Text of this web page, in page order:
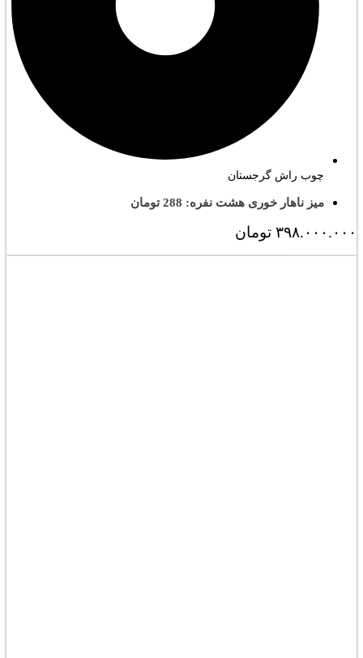
چوب راش گرجستان
میز ناهار خوری هشت نفره: 288 تومان
۳۹۸.۰۰۰.۰۰۰ تومان